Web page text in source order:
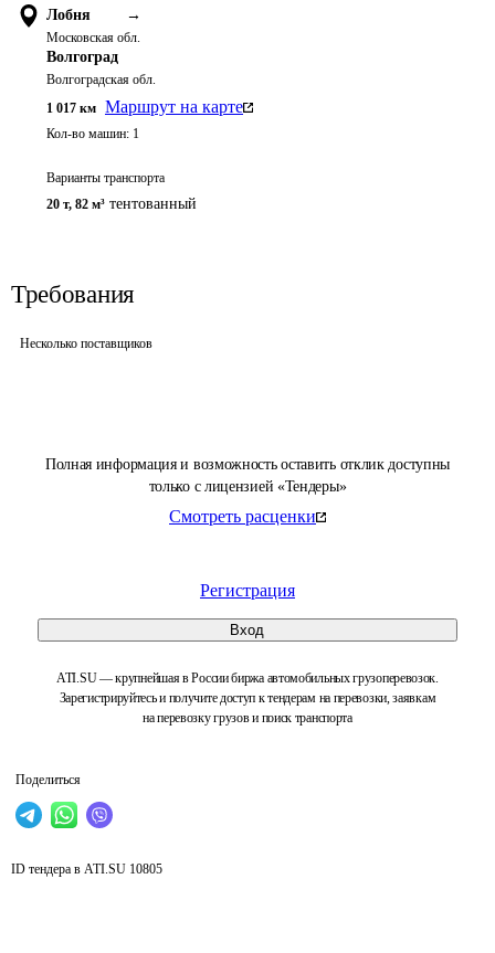
Полная информация и возможность оставить отклик доступны
только с лицензией «Тендеры»
Смотреть расценки
Регистрация
Вход
ATI.SU — крупнейшая в России биржа автомобильных грузоперевозок.
Зарегистрируйтесь и получите доступ к тендерам на перевозки, заявкам
на перевозку грузов и поиск транспорта
Поделиться
Лобня →
Московская обл.
Волгоград
Волгоградская обл.
1 017 км Маршрут на карте
Кол-во машин: 1
Варианты транспорта
20 т, 82 м³ тентованный
Требования
Несколько поставщиков
ID тендера в ATI.SU 10805